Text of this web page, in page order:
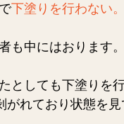
下塗りを行わない。
も中にはおります。
としても下塗りを
がれており状態を